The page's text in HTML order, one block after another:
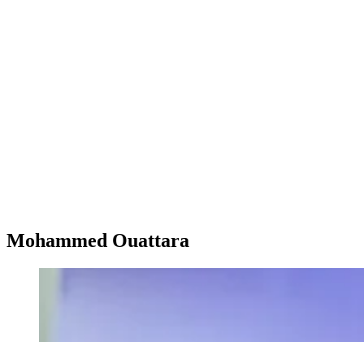
Mohammed Ouattara